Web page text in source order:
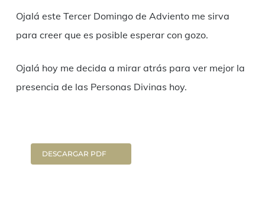
Ojalá este Tercer Domingo de Adviento me sirva
para creer que es posible esperar con gozo.
Ojalá hoy me decida a mirar atrás para ver mejor la
presencia de las Personas Divinas hoy.
DESCARGAR PDF